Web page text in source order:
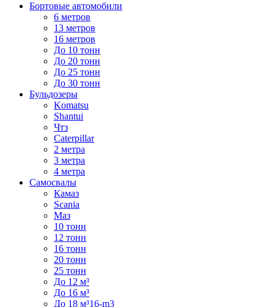
Бортовые автомобили
6 метров
13 метров
16 метров
До 10 тонн
До 20 тонн
До 25 тонн
До 30 тонн
Бульдозеры
Komatsu
Shantui
Чтз
Caterpillar
2 метра
3 метра
4 метра
Самосвалы
Камаз
Scania
Маз
10 тонн
12 тонн
16 тонн
20 тонн
25 тонн
До 12 м³
До 16 м³
До 18 м³16-m3